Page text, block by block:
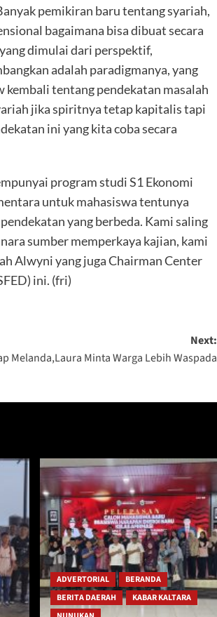
pemikiran baru tentang syariah,
bagaimana bisa dibuat secara
dimulai dari perspektif,
adalah paradigmanya, yang
tentang pendekatan masalah
jika spiritnya tetap kapitalis tapi
ini yang kita coba secara
program studi S1 Ekonomi
untuk mahasiswa tentunya
yang berbeda. Kami saling
sumber memperkaya kajian, kami
Alwyni yang juga Chairman Center
ini. (fri)
Next:
Melanda,Laura Minta Warga Lebih Waspada
ADVERTORIAL
BERANDA
BERITA DAERAH
KABAR KALTARA